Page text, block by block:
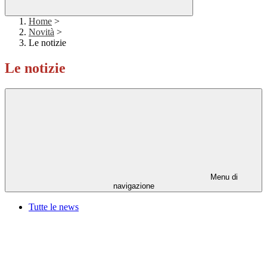
Home >
Novità >
Le notizie
Le notizie
Menu di
navigazione
Tutte le news